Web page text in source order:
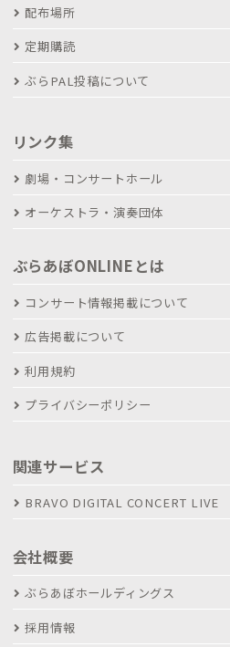
配布場所
定期購読
ぶらPAL投稿について
リンク集
劇場・コンサートホール
オーケストラ・演奏団体
ぶらあぼONLINEとは
コンサート情報掲載について
広告掲載について
利用規約
プライバシーポリシー
関連サービス
BRAVO DIGITAL CONCERT LIVE
会社概要
ぶらあぼホールディングス
採用情報